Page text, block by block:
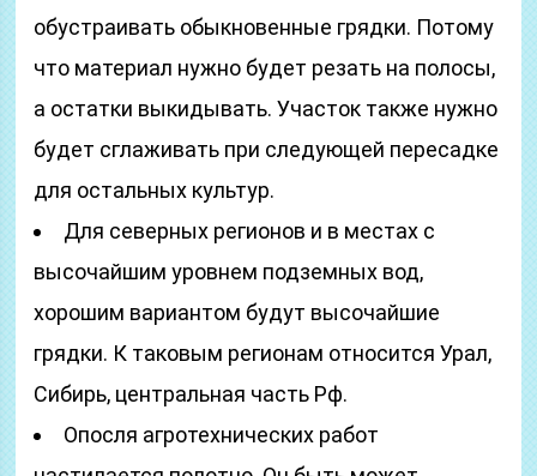
обустраивать обыкновенные грядки. Потому
что материал нужно будет резать на полосы,
а остатки выкидывать. Участок также нужно
будет сглаживать при следующей пересадке
для остальных культур.
Для северных регионов и в местах с
высочайшим уровнем подземных вод,
хорошим вариантом будут высочайшие
грядки. К таковым регионам относится Урал,
Сибирь, центральная часть Рф.
Опосля агротехнических работ